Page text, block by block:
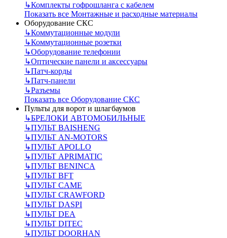
↳Комплекты гофрошланга с кабелем
Показать все Монтажные и расходные материалы
Оборудование СКС
↳Коммутационные модули
↳Коммутационные розетки
↳Оборудование телефонии
↳Оптические панели и аксессуары
↳Патч-корды
↳Патч-панели
↳Разъемы
Показать все Оборудование СКС
Пульты для ворот и шлагбаумов
↳БРЕЛОКИ АВТОМОБИЛЬНЫЕ
↳ПУЛЬТ BAISHENG
↳ПУЛЬТ AN-MOTORS
↳ПУЛЬТ APOLLO
↳ПУЛЬТ APRIMATIC
↳ПУЛЬТ BENINCA
↳ПУЛЬТ BFT
↳ПУЛЬТ CAME
↳ПУЛЬТ CRAWFORD
↳ПУЛЬТ DASPI
↳ПУЛЬТ DEA
↳ПУЛЬТ DITEC
↳ПУЛЬТ DOORHAN